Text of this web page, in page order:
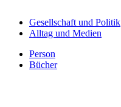
Gesellschaft und Politik
Alltag und Medien
Person
Bücher